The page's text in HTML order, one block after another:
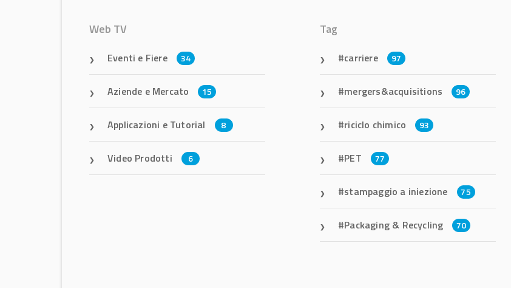
Web TV
Eventi e Fiere 34
Aziende e Mercato 15
Applicazioni e Tutorial 8
Video Prodotti 6
Tag
carriere 97
mergers&acquisitions 96
riciclo chimico 93
PET 77
stampaggio a iniezione 75
Packaging & Recycling 70